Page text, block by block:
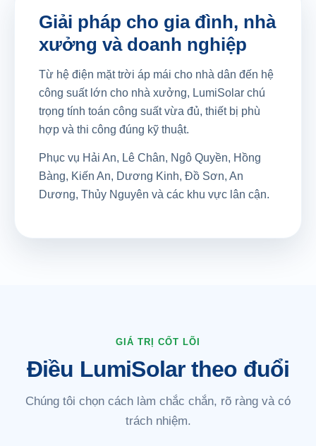
Giải pháp cho gia đình, nhà
xưởng và doanh nghiệp
Từ hệ điện mặt trời áp mái cho nhà dân đến hệ
công suất lớn cho nhà xưởng, LumiSolar chú
trọng tính toán công suất vừa đủ, thiết bị phù
hợp và thi công đúng kỹ thuật.
Phục vụ Hải An, Lê Chân, Ngô Quyền, Hồng
Bàng, Kiến An, Dương Kinh, Đồ Sơn, An
Dương, Thủy Nguyên và các khu vực lân cận.
GIÁ TRỊ CỐT LÕI
Điều LumiSolar theo đuổi
Chúng tôi chọn cách làm chắc chắn, rõ ràng và có
trách nhiệm.